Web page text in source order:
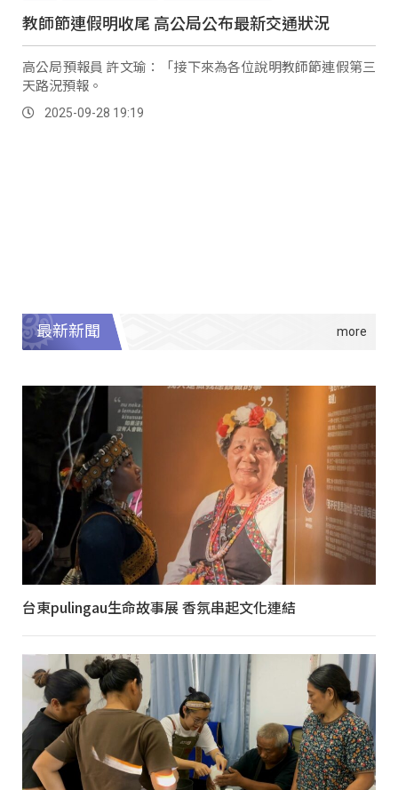
教師節連假明收尾 高公局公布最新交通狀況
高公局預報員 許文瑜：「接下來為各位說明教師節連假第三
天路況預報。
2025-09-28 19:19
最新新聞
台東pulingau生命故事展 香氛串起文化連結